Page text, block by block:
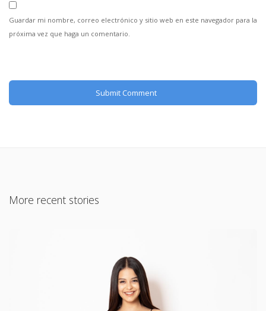
Guardar mi nombre, correo electrónico y sitio web en este navegador para la
próxima vez que haga un comentario.
More recent stories